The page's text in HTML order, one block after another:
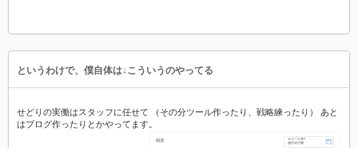
というわけで、僕自体は↓こういうのやってる
せどりの実働はスタッフに任せて （その分ツール作ったり、戦略練ったり） あと
はブログ作ったりとかやってます。